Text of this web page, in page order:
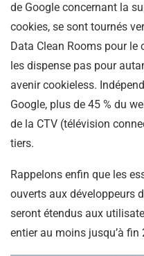
de Google concernant la
cookies, se sont tournés
Data Clean Rooms pour le
les dispense pas pour
avenir cookieless.
Google, plus de 45 % du
de la CTV (télévision
tiers.
Rappelons enfin que les
ouverts aux développeurs
seront étendus aux
entier au moins jusqu’à fin